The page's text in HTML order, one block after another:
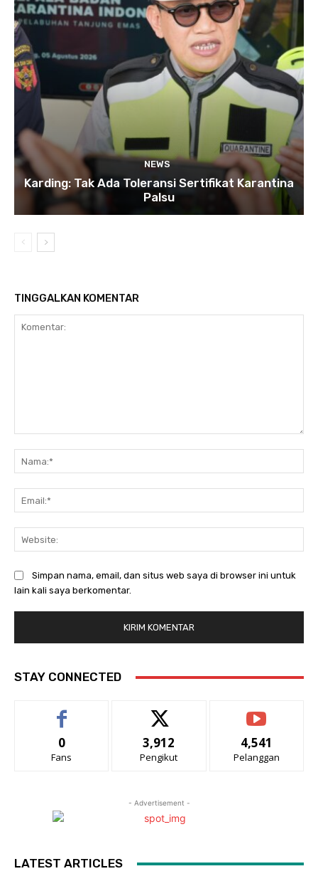
NEWS
Karding: Tak Ada Toleransi Sertifikat Karantina
Palsu
TINGGALKAN KOMENTAR
Simpan nama, email, dan situs web saya di browser ini untuk
lain kali saya berkomentar.
STAY CONNECTED
0
Fans
3,912
Pengikut
4,541
Pelanggan
- Advertisement -
LATEST ARTICLES